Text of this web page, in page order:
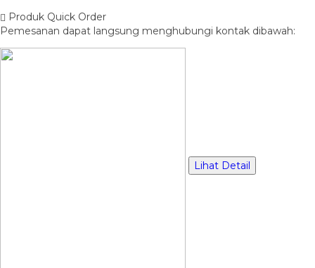
Produk Quick Order
Pemesanan dapat langsung menghubungi kontak dibawah:
Lihat Detail